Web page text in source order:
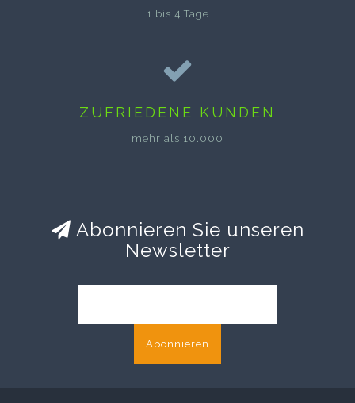
1 bis 4 Tage
ZUFRIEDENE KUNDEN
mehr als 10.000
Abonnieren Sie unseren
Newsletter
Abonnieren